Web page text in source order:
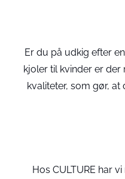
Er du på udkig efter
kjoler til kvinder er der
kvaliteter, som gør,
Hos CULTURE har